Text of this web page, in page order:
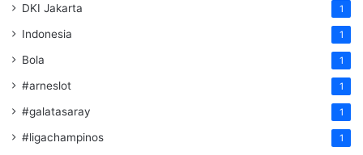
DKI Jakarta 1
Indonesia 1
Bola 1
#arneslot 1
#galatasaray 1
#ligachampinos 1